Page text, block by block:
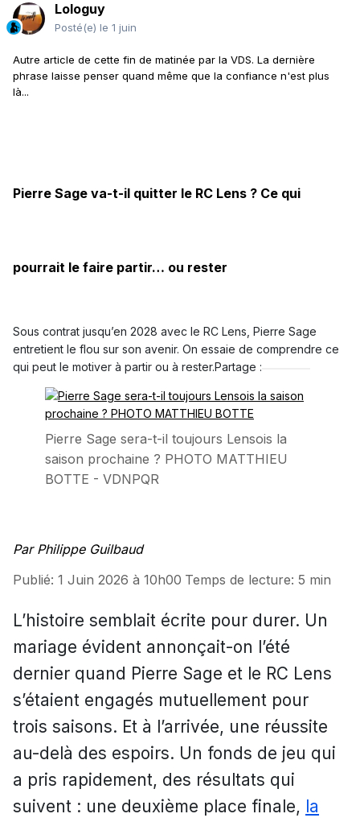
Lologuy
Posté(e) le 1 juin
Autre article de cette fin de matinée par la VDS. La dernière
phrase laisse penser quand même que la confiance n'est plus
là...
Pierre Sage va-t-il quitter le RC Lens ? Ce qui
pourrait le faire partir… ou rester
Sous contrat jusqu’en 2028 avec le RC Lens, Pierre Sage
entretient le flou sur son avenir. On essaie de comprendre ce
qui peut le motiver à partir ou à rester.Partage :
Pierre Sage sera-t-il toujours Lensois la
saison prochaine ? PHOTO MATTHIEU
BOTTE - VDNPQR
Par Philippe Guilbaud
Publié: 1 Juin 2026 à 10h00 Temps de lecture: 5 min
L’histoire semblait écrite pour durer. Un
mariage évident annonçait-on l’été
dernier quand Pierre Sage et le RC Lens
s’étaient engagés mutuellement pour
trois saisons. Et à l’arrivée, une réussite
au-delà des espoirs. Un fonds de jeu qui
a pris rapidement, des résultats qui
suivent : une deuxième place finale, la